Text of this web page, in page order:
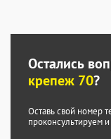
Остались
крепеж 70?
Оставь свой номер
проконсультируем